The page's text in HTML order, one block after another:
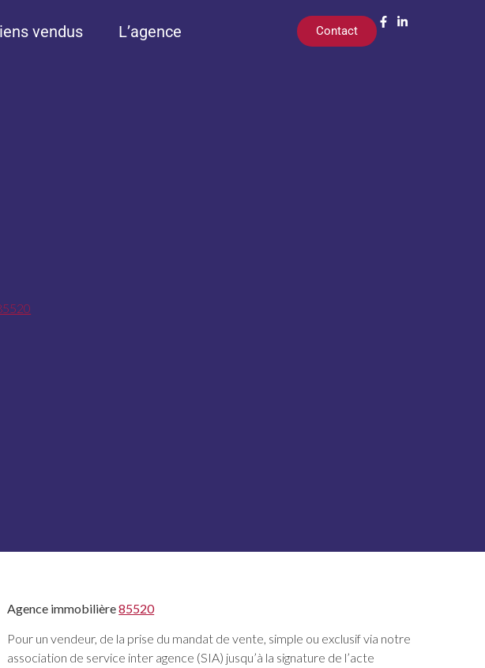
vendus L’agence Contact
Agence immobilière85520
Pour un vendeur, de la prise du mandat de vente, simple ou exclusif via notre
association de service inter agence (SIA) jusqu’à la signature de l’acte